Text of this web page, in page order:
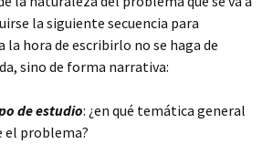
la siguiente secuencia para
la hora de escribirlo no se haga de
sino de forma narrativa:
de estudio: ¿en qué temática general
el problema?